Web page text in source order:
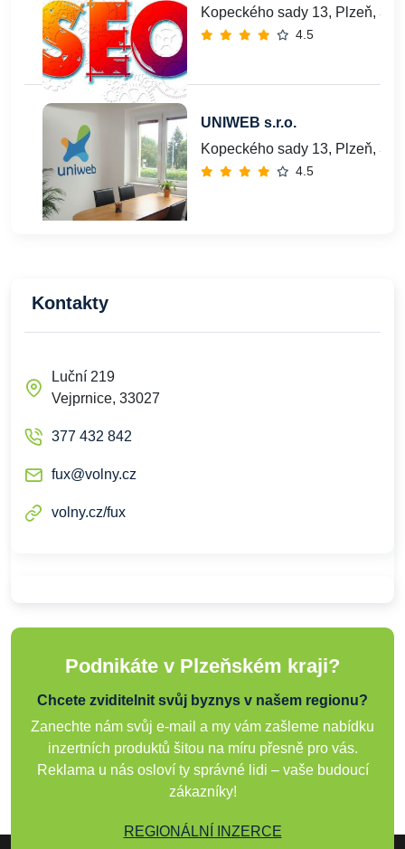
Kopeckého sady 13, Plzeň,
4.5
UNIWEB s.r.o.
Kopeckého sady 13, Plzeň,
4.5
Kontakty
Luční 219
Vejprnice, 33027
377 432 842
fux@volny.cz
volny.cz/fux
Podnikáte v Plzeňském kraji?
Chcete zviditelnit svůj byznys v našem regionu?
Zanechte nám svůj e-mail a my vám zašleme nabídku
inzertních produktů šitou na míru přesně pro vás.
Reklama u nás osloví ty správné lidi – vaše budoucí
zákazníky!
REGIONÁLNÍ INZERCE